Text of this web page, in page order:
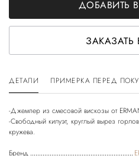
ДОБАВИТЬ
ЗАКАЗАТЬ
ДЕТАЛИ ПРИМЕРКА ПЕРЕД
-Джемпер из смесовой вискозы от
-Свободный килуэт, круглый вырез
Бренд